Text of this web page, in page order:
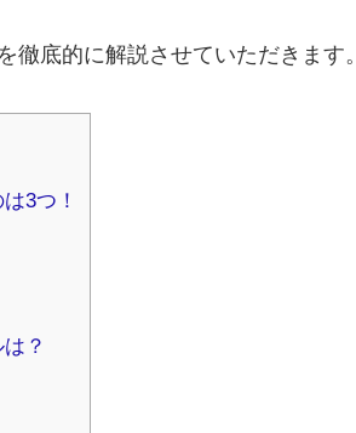
底的に解説させていただきます。
3つ！
？